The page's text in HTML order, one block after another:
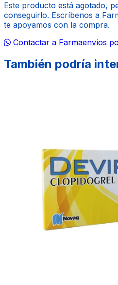
Este producto está agotado,
conseguirlo. Escríbenos a
te apoyamos con la compra.
Contactar a Farmaenvíos
También podría